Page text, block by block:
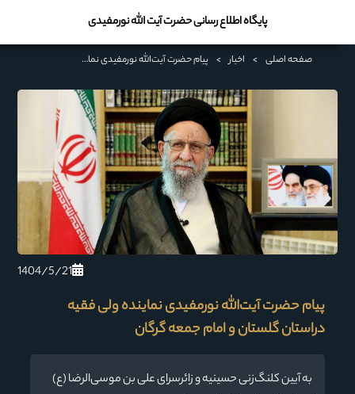
پایگاه اطلاع رسانی حضرت آیت الله نورمفیدی
صفحه اصلی > اخبار > پیام حضرت آیت‌الله نورمفیدی نماینده ولی فقیه دراستان گلستان و امام جمعه گرگان
1404/5/21
پیام حضرت آیت‌الله نورمفیدی نماینده ولی فقیه
دراستان گلستان و امام جمعه گرگان
به آیین کلنگ‌زنی حسینیه و زائرسرای علی بن موسی‌الرضا (ع)